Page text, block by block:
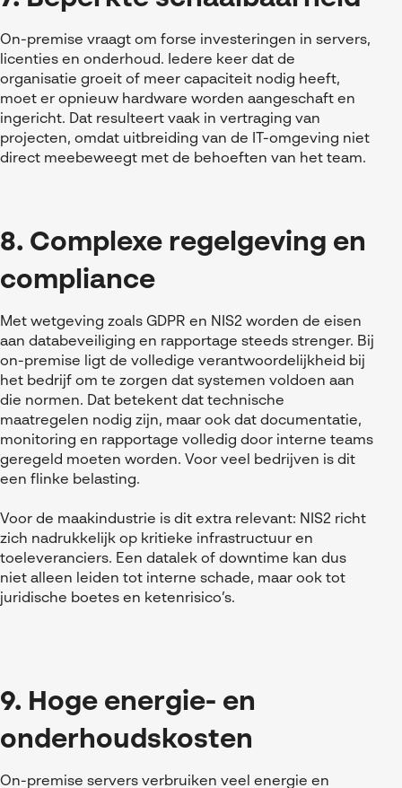
On-premise vraagt om forse investeringen in servers,
licenties en onderhoud. Iedere keer dat de
organisatie groeit of meer capaciteit nodig heeft,
moet er opnieuw hardware worden aangeschaft en
ingericht. Dat resulteert vaak in vertraging van
projecten, omdat uitbreiding van de IT-omgeving niet
direct meebeweegt met de behoeften van het team.
8. Complexe regelgeving en
compliance
Met wetgeving zoals GDPR en NIS2 worden de eisen
aan databeveiliging en rapportage steeds strenger. Bij
on-premise ligt de volledige verantwoordelijkheid bij
het bedrijf om te zorgen dat systemen voldoen aan
die normen. Dat betekent dat technische
maatregelen nodig zijn, maar ook dat documentatie,
monitoring en rapportage volledig door interne teams
geregeld moeten worden. Voor veel bedrijven is dit
een flinke belasting.
Voor de maakindustrie is dit extra relevant: NIS2 richt
zich nadrukkelijk op kritieke infrastructuur en
toeleveranciers. Een datalek of downtime kan dus
niet alleen leiden tot interne schade, maar ook tot
juridische boetes en ketenrisico’s.
9. Hoge energie- en
onderhoudskosten
On-premise servers verbruiken veel energie en